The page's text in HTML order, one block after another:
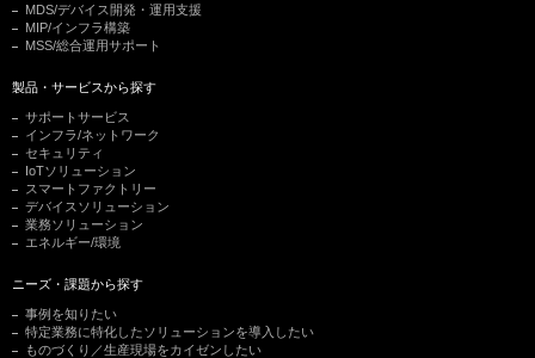
MDS/デバイス開発・運用支援
MIP/インフラ構築
MSS/総合運用サポート
製品・サービスから探す
サポートサービス
インフラ/ネットワーク
セキュリティ
IoTソリューション
スマートファクトリー
デバイスソリューション
業務ソリューション
エネルギー/環境
ニーズ・課題から探す
事例を知りたい
特定業務に特化したソリューションを導入したい
ものづくり／生産現場をカイゼンしたい